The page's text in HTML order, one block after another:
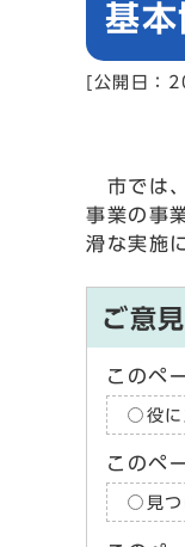
基本
[公開日：
市では
事業の事
滑な実施
ご意
このペ
役
このペ
見